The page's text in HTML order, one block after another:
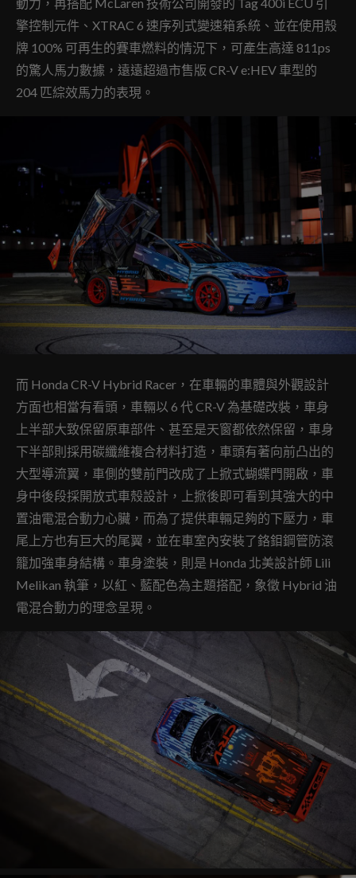
擎控制元件、XTRAC 6 速序列式變速箱系統、並在使用殼
牌 100% 可再生的賽車燃料的情況下，可產生高達 811ps
的驚人馬力數據，遠遠超過市售版 CR-V e:HEV 車型的
204 匹綜效馬力的表現。
而 Honda CR-V Hybrid Racer，在車輛的車體與外觀設計
方面也相當有看頭，車輛以 6 代 CR-V 為基礎改裝，車身
上半部大致保留原車部件、甚至是天窗都依然保留，車身
下半部則採用碳纖維複合材料打造，車頭有著向前凸出的
大型導流翼，車側的雙前門改成了上掀式蝴蝶門開啟，車
身中後段採開放式車殼設計，上掀後即可看到其強大的中
置油電混合動力心臟，而為了提供車輛足夠的下壓力，車
尾上方也有巨大的尾翼，並在車室內安裝了鉻鉬鋼管防滾
籠加強車身結構。車身塗裝，則是 Honda 北美設計師 Lili
Melikan 執筆，以紅、藍配色為主題搭配，象徵 Hybrid 油
電混合動力的理念呈現。